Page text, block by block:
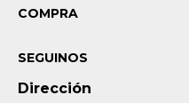
COMPRA
Dirección
SEGUINOS